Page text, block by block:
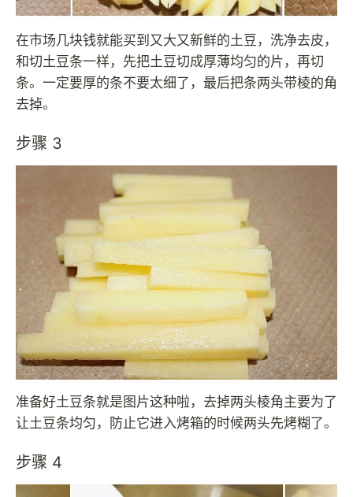
在市场几块钱就能买到又大又新鲜的土豆，洗净去皮，
和切土豆条一样，先把土豆切成厚薄均匀的片，再切
条。一定要厚的条不要太细了，最后把条两头带棱的角
去掉。
步骤 3
准备好土豆条就是图片这种啦，去掉两头棱角主要为了
让土豆条均匀，防止它进入烤箱的时候两头先烤糊了。
步骤 4